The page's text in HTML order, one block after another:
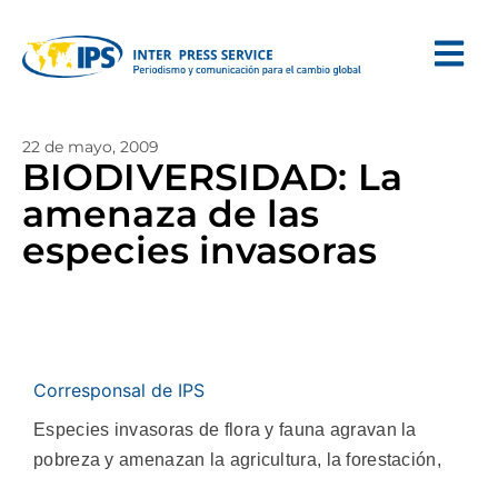
22 de mayo, 2009
BIODIVERSIDAD: La
amenaza de las
especies invasoras
Corresponsal de IPS
Especies invasoras de flora y fauna agravan la
pobreza y amenazan la agricultura, la forestación,